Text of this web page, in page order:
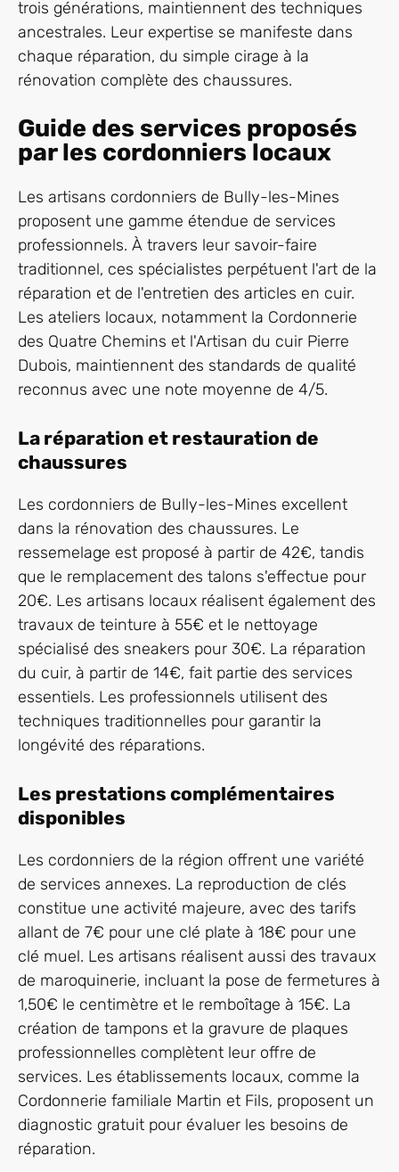
trois générations, maintiennent des techniques
ancestrales. Leur expertise se manifeste dans
chaque réparation, du simple cirage à la
rénovation complète des chaussures.
Guide des services proposés
par les cordonniers locaux
Les artisans cordonniers de Bully-les-Mines
proposent une gamme étendue de services
professionnels. À travers leur savoir-faire
traditionnel, ces spécialistes perpétuent l'art de la
réparation et de l'entretien des articles en cuir.
Les ateliers locaux, notamment la Cordonnerie
des Quatre Chemins et l'Artisan du cuir Pierre
Dubois, maintiennent des standards de qualité
reconnus avec une note moyenne de 4/5.
La réparation et restauration de
chaussures
Les cordonniers de Bully-les-Mines excellent
dans la rénovation des chaussures. Le
ressemelage est proposé à partir de 42€, tandis
que le remplacement des talons s'effectue pour
20€. Les artisans locaux réalisent également des
travaux de teinture à 55€ et le nettoyage
spécialisé des sneakers pour 30€. La réparation
du cuir, à partir de 14€, fait partie des services
essentiels. Les professionnels utilisent des
techniques traditionnelles pour garantir la
longévité des réparations.
Les prestations complémentaires
disponibles
Les cordonniers de la région offrent une variété
de services annexes. La reproduction de clés
constitue une activité majeure, avec des tarifs
allant de 7€ pour une clé plate à 18€ pour une
clé muel. Les artisans réalisent aussi des travaux
de maroquinerie, incluant la pose de fermetures à
1,50€ le centimètre et le remboîtage à 15€. La
création de tampons et la gravure de plaques
professionnelles complètent leur offre de
services. Les établissements locaux, comme la
Cordonnerie familiale Martin et Fils, proposent un
diagnostic gratuit pour évaluer les besoins de
réparation.